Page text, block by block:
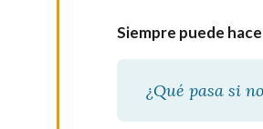
Siempre puede
¿Qué pasa si